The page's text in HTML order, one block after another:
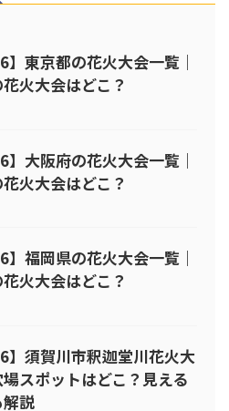
】東京都の花火大会一覧｜
火大会はどこ？
】大阪府の花火大会一覧｜
火大会はどこ？
】福岡県の花火大会一覧｜
火大会はどこ？
】須賀川市釈迦堂川花火大
スポットはどこ？見える
説